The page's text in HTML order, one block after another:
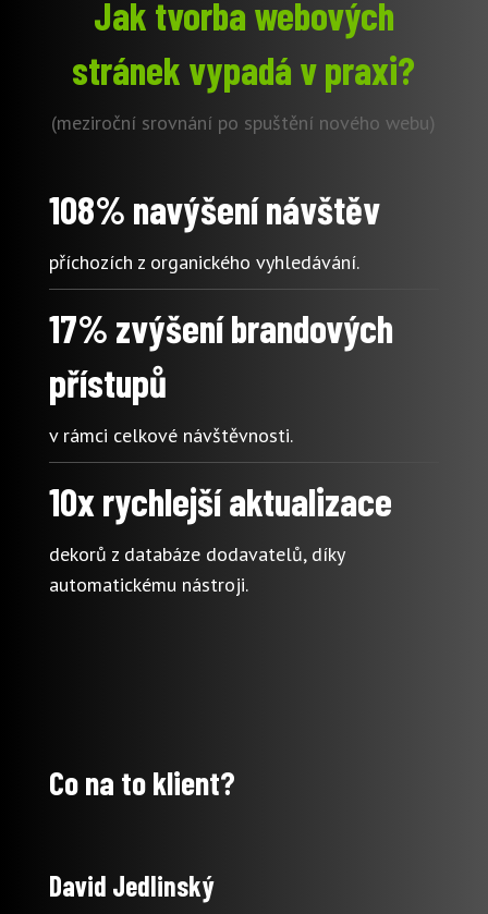
Jak tvorba webových
stránek vypadá v praxi?
(meziroční srovnání po spuštění nového webu)
108% navýšení návštěv
příchozích z organického vyhledávání.
17% zvýšení brandových
přístupů
v rámci celkové návštěvnosti.
10x rychlejší aktualizace
dekorů z databáze dodavatelů, díky
automatickému nástroji.
Co na to klient?
David Jedlinský